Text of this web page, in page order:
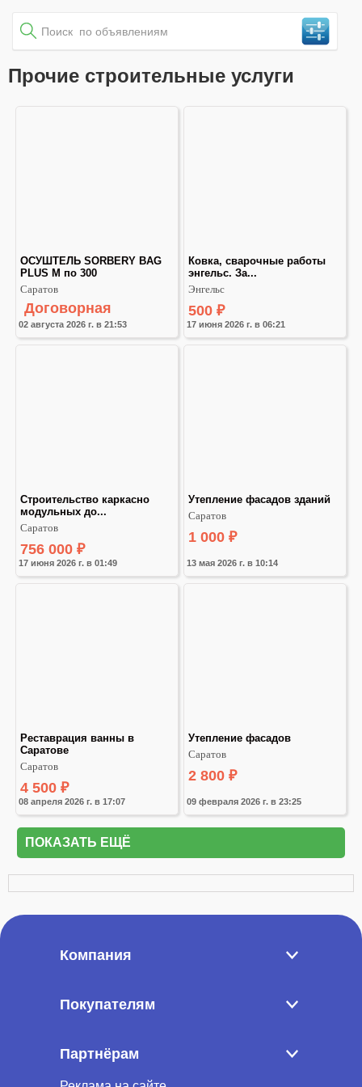
Прочие строительные услуги
02 августа 2026 г. в 21:53
ОСУШТЕЛЬ SORBERY BAG
PLUS M по 300
Саратов
Договорная
17 июня 2026 г. в 06:21
Ковка, сварочные работы
энгельс. За...
Энгельс
500 ₽
17 июня 2026 г. в 01:49
Строительство каркасно
модульных до...
Саратов
756 000 ₽
13 мая 2026 г. в 10:14
Утепление фасадов зданий
Саратов
1 000 ₽
08 апреля 2026 г. в 17:07
Реставрация ванны в
Саратове
Саратов
4 500 ₽
09 февраля 2026 г. в 23:25
Утепление фасадов
Саратов
2 800 ₽
ПОКАЗАТЬ ЕЩЁ
Компания
Покупателям
Партнёрам